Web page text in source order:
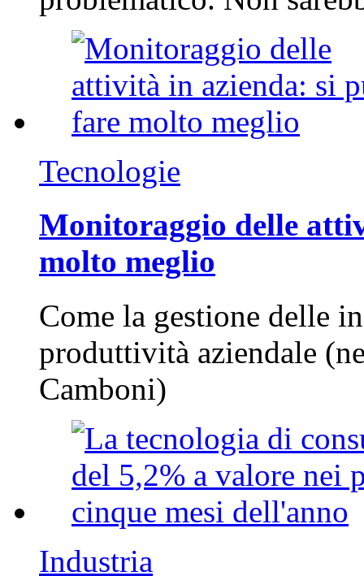
Tecnologie
Monitoraggio delle
molto meglio
Come la gestione delle
produttività aziendale
Camboni)
Industria